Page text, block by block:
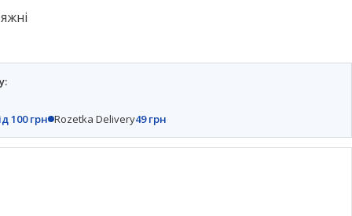
100 грн Rozetka Delivery49 грн